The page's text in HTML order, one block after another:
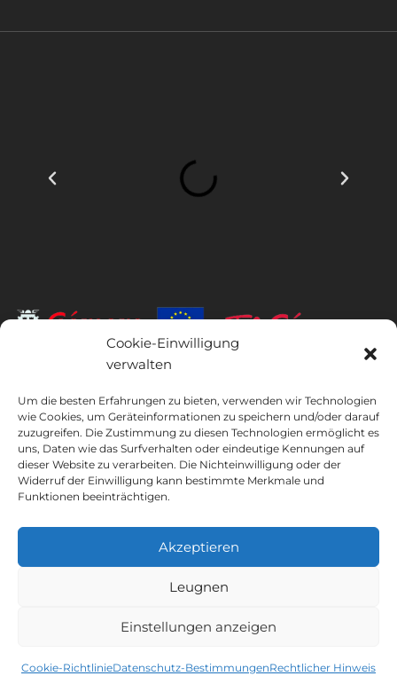
Cookie-Einwilligung
verwalten
Um die besten Erfahrungen zu bieten, verwenden wir Technologien
wie Cookies, um Geräteinformationen zu speichern und/oder darauf
zuzugreifen. Die Zustimmung zu diesen Technologien ermöglicht es
uns, Daten wie das Surfverhalten oder eindeutige Kennungen auf
dieser Website zu verarbeiten. Die Nichteinwilligung oder der
Widerruf der Einwilligung kann bestimmte Merkmale und
Funktionen beeinträchtigen.
Akzeptieren
Leugnen
Einstellungen anzeigen
Cookie-RichtlinieDatenschutz-BestimmungenRechtlicher Hinweis
Begünstigte des Europäischen Fonds für regionale Entwicklung,
dessen Ziel es ist, die Nutzung und Qualität von Informations- und
Kommunikationstechnologien und deren Zugänglichkeit zu
entwickeln, und dank dessen es die folgenden Lösungen
implementiert hat: Online-Präsenz durch seine Webseite. Die
vorliegende Maßnahme fand im Jahr 2020 statt. Zu diesem Zweck
wurde sie vom TIC Cámaras-Programm von Cámara aus Murcia
Buchungsbedingungen
Cookie-Richtlinie